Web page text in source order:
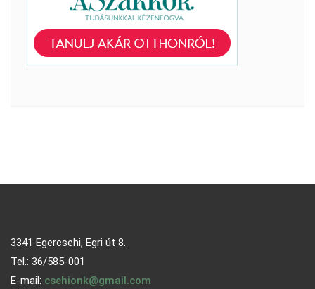
3341 Egercsehi, Egri út 8.
Tel.: 36/585-001
E-mail: csehionk@gmail.com